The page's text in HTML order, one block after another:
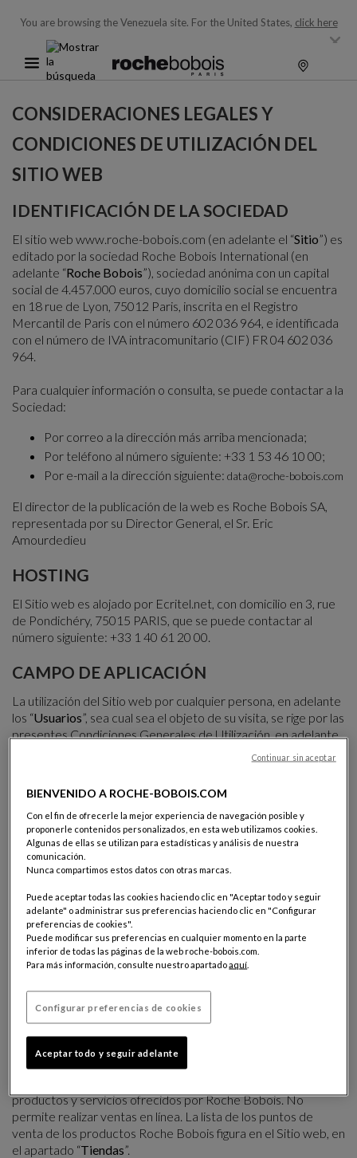
You are browsing the Venezuela site. For the United States, click here
CONSIDERACIONES LEGALES Y
CONDICIONES DE UTILIZACIÓN DEL
SITIO WEB
IDENTIFICACIÓN DE LA SOCIEDAD
El sitio web www.roche-bobois.com (en adelante el “Sitio”) es
editado por la sociedad Roche Bobois International (en
adelante “Roche Bobois”), sociedad anónima con un capital
social de 4.457.000 euros, cuyo domicilio social se encuentra
en 18 rue de Lyon, 75012 Paris, inscrita en el Registro
Mercantil de Paris con el número 602 036 964, e identificada
con el número de IVA intracomunitario (CIF) FR 04 602 036
964.
Para cualquier información o consulta, se puede contactar a la
Sociedad:
Por correo a la dirección más arriba mencionada;
Por teléfono al número siguiente: +33 1 53 46 10 00;
Por e-mail a la dirección siguiente: data@roche-bobois.com
El director de la publicación de la web es Roche Bobois SA,
representada por su Director General, el Sr. Eric
Amourdedieu
HOSTING
El Sitio web es alojado por Ecritel.net, con domicilio en 3, rue
de Pondichéry, 75015 PARIS, que se puede contactar al
número siguiente: +33 1 40 61 20 00.
CAMPO DE APLICACIÓN
La utilización del Sitio web por cualquier persona, en adelante
los “Usuarios”, sea cual sea el objeto de su visita, se rige por las
presentes Condiciones Generales de Utilización, en adelante
”. Las Condiciones
Generales de Utilización tienen por objeto el de definir las
web. Al acceder y visitar el Sitio web, los Usuarios reconocen
que han tenido conocimiento de las Condiciones Generales
de Utilización y que las han aceptado totalmente y sin
reservas.
modificar en cualquier momento y sin preaviso las
Condiciones Generales de Utilización, publicando una nueva
versión en el Sitio web. Las Condiciones Generales de
Utilización aplicables son las vigentes en la fecha del acceso al
Sitio web. Si cualquiera de las cláusulas de las Condiciones
por cualquier Tribunal competente, las restantes cláusulas
seguirán siendo válidas.
CONTENIDO DEL SITIO WEB
productos y servicios ofrecidos por Roche Bobois. No
permite realizar ventas en línea. La lista de los puntos de
venta de los productos Roche Bobois figura en el Sitio web, en
el apartado “Tiendas”.
BIENVENIDO A ROCHE-BOBOIS.COM
Con el fin de ofrecerle la mejor experiencia de navegación posible y
proponerle contenidos personalizados, en esta web utilizamos cookies.
Algunas de ellas se utilizan para estadísticas y análisis de nuestra
comunicación.
Nunca compartimos estos datos con otras marcas.
Puede aceptar todas las cookies haciendo clic en "Aceptar todo y seguir
adelante" o administrar sus preferencias haciendo clic en "Configurar
preferencias de cookies".
Puede modificar sus preferencias en cualquier momento en la parte
inferior de todas las páginas de la web roche-bobois.com.
Para más información, consulte nuestro apartado aquí
Configurar preferencias de cookies
Aceptar todo y seguir adelante
Continuar sin aceptar